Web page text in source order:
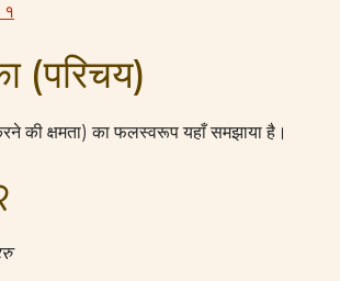
१
(परिचय)
की क्षमता) का फलस्वरूप यहाँ समझाया है।